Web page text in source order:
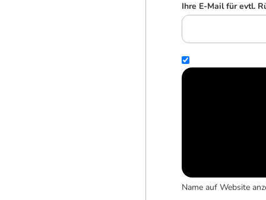
Ihre E-Mail für evtl.
Name auf Website